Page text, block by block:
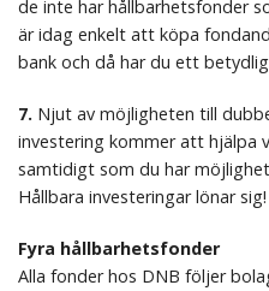
de inte har hållbarhetsfonder
är idag enkelt att köpa
bank och då har du ett
7. Njut av möjligheten till
investering kommer att hjälpa
samtidigt som du har
Hållbara investeringar lönar sig!
Fyra hållbarhetsfonder
Alla fonder hos DNB följer